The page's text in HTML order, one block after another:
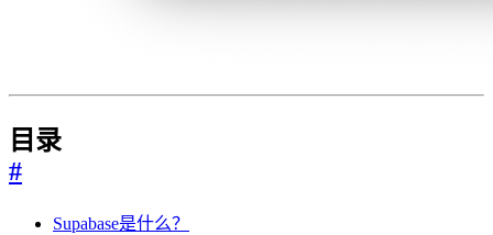
目录
#
Supabase是什么？